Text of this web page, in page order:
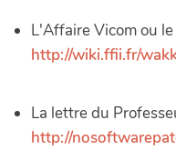
L'Affaire Vicom ou
http://wiki.ffii.fr/
La lettre du
http://